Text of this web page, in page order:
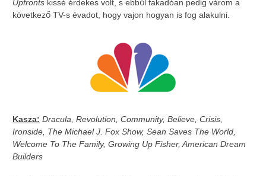
Upfronts kissé érdekes volt, s ebből fakadóan pedig várom a
következő TV-s évadot, hogy vajon hogyan is fog alakulni.
Kasza: Dracula, Revolution, Community, Believe, Crisis,
Ironside, The Michael J. Fox Show, Sean Saves The World,
Welcome To The Family, Growing Up Fisher, American Dream
Builders